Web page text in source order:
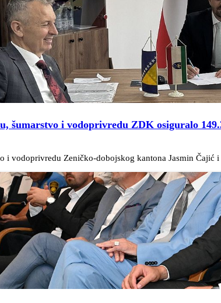
šumarstvo i vodoprivredu ZDK osiguralo
i vodoprivredu Zeničko-dobojskog kantona Jasmin Čajić